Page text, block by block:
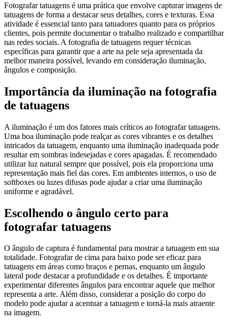
Fotografar tatuagens é uma prática que envolve capturar imagens de
tatuagens de forma a destacar seus detalhes, cores e texturas. Essa
atividade é essencial tanto para tatuadores quanto para os próprios
clientes, pois permite documentar o trabalho realizado e compartilhar
nas redes sociais. A fotografia de tatuagens requer técnicas
específicas para garantir que a arte na pele seja apresentada da
melhor maneira possível, levando em consideração iluminação,
ângulos e composição.
Importância da iluminação na fotografia
de tatuagens
A iluminação é um dos fatores mais críticos ao fotografar tatuagens.
Uma boa iluminação pode realçar as cores vibrantes e os detalhes
intricados da tatuagem, enquanto uma iluminação inadequada pode
resultar em sombras indesejadas e cores apagadas. É recomendado
utilizar luz natural sempre que possível, pois ela proporciona uma
representação mais fiel das cores. Em ambientes internos, o uso de
softboxes ou luzes difusas pode ajudar a criar uma iluminação
uniforme e agradável.
Escolhendo o ângulo certo para
fotografar tatuagens
O ângulo de captura é fundamental para mostrar a tatuagem em sua
totalidade. Fotografar de cima para baixo pode ser eficaz para
tatuagens em áreas como braços e pernas, enquanto um ângulo
lateral pode destacar a profundidade e os detalhes. É importante
experimentar diferentes ângulos para encontrar aquele que melhor
representa a arte. Além disso, considerar a posição do corpo do
modelo pode ajudar a acentuar a tatuagem e torná-la mais atraente
na imagem.